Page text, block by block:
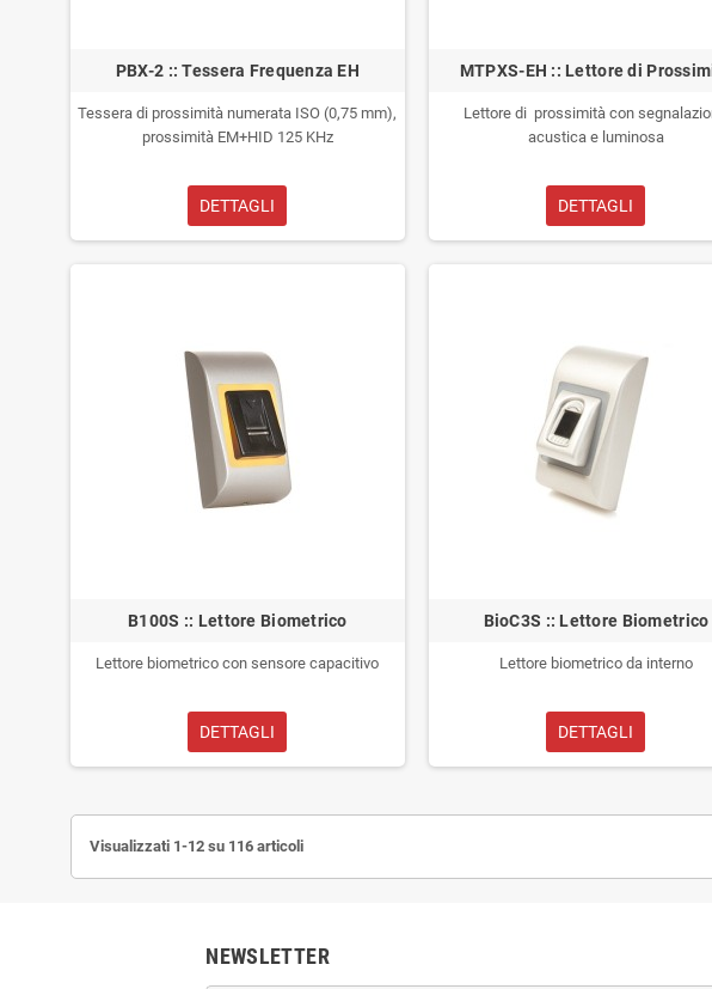
PBX-2 :: Tessera Frequenza EH
Tessera di prossimità numerata ISO (0,75 mm),
prossimità EM+HID 125 KHz
DETTAGLI
MTPXS-EH :: Lettore di
Lettore di prossimità con
acustica e luminosa
DETTAGLI
B100S :: Lettore Biometrico
Lettore biometrico con sensore capacitivo
DETTAGLI
BioC3S :: Lettore Biometrico
Lettore biometrico da interno
DETTAGLI
Visualizzati 1-12 su 116 articoli
NEWSLETTER